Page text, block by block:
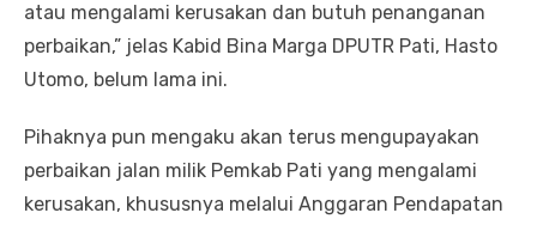
atau mengalami kerusakan dan butuh penanganan
perbaikan,” jelas Kabid Bina Marga DPUTR Pati, Hasto
Utomo, belum lama ini.
Pihaknya pun mengaku akan terus mengupayakan
perbaikan jalan milik Pemkab Pati yang mengalami
kerusakan, khususnya melalui Anggaran Pendapatan